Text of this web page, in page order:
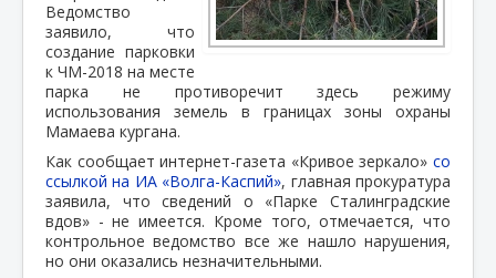
Ведомство
заявило, что
создание парковки
к ЧМ-2018 на месте
парка не противоречит здесь режиму
использования земель в границах зоны охраны
Мамаева кургана.
Как сообщает интернет-газета «Кривое зеркало» со
ссылкой на ИА «Волга-Каспий», главная прокуратура
заявила, что сведений о «Парке Сталинградские
вдов» - не имеется. Кроме того, отмечается, что
контрольное ведомство все же нашло нарушения,
но они оказались незначительными.